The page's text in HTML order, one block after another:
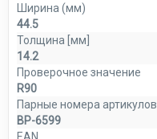
Ширина (мм)
44.5
Толщина [мм]
14.2
Проверочное значение
R90
Парные номера артикулов
BP-6599
EAN